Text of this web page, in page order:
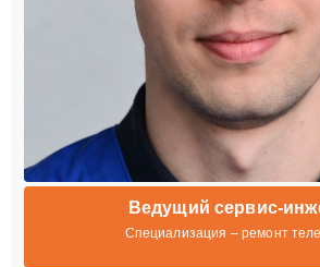
Ведущий сервис-
Специализация – ремонт